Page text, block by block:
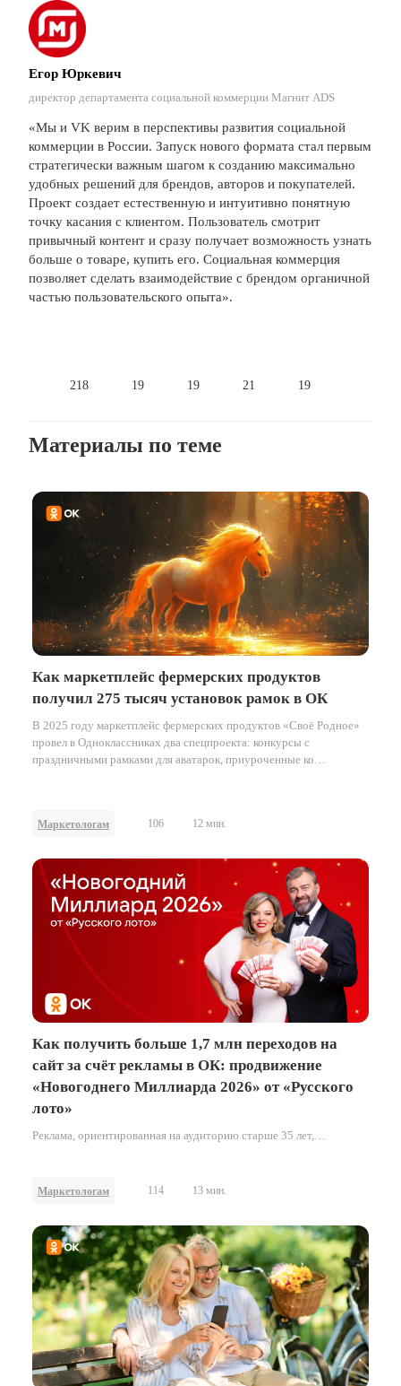
Егор Юркевич
директор департамента социальной коммерции Магнит ADS
«Мы и VK верим в перспективы развития социальной
коммерции в России. Запуск нового формата стал первым
стратегически важным шагом к созданию максимально
удобных решений для брендов, авторов и покупателей.
Проект создает естественную и интуитивно понятную
точку касания с клиентом. Пользователь смотрит
привычный контент и сразу получает возможность узнать
больше о товаре, купить его. Социальная коммерция
позволяет сделать взаимодействие с брендом органичной
частью пользовательского опыта».
218 19 19 21 19
Материалы по теме
Как маркетплейс фермерских продуктов
получил 275 тысяч установок рамок в ОК
В 2025 году маркетплейс фермерских продуктов «Своё Родное»
провел в Одноклассниках два спецпроекта: конкурсы с
праздничными рамками для аватарок, приуроченные ко
Маркетологам 106 12 мин.
Как получить больше 1,7 млн переходов на
сайт за счёт рекламы в ОК: продвижение
«Новогоднего Миллиарда 2026» от «Русского
лото»
Реклама, ориентированная на аудиторию старше 35 лет,
социальной сети. В кейсе о том, как бренд «Столото» выстроил
стал не только широкий охват, но и ощутимый бизнес-эффект —
продажи лотерейных билетов.
Маркетологам 114 13 мин.